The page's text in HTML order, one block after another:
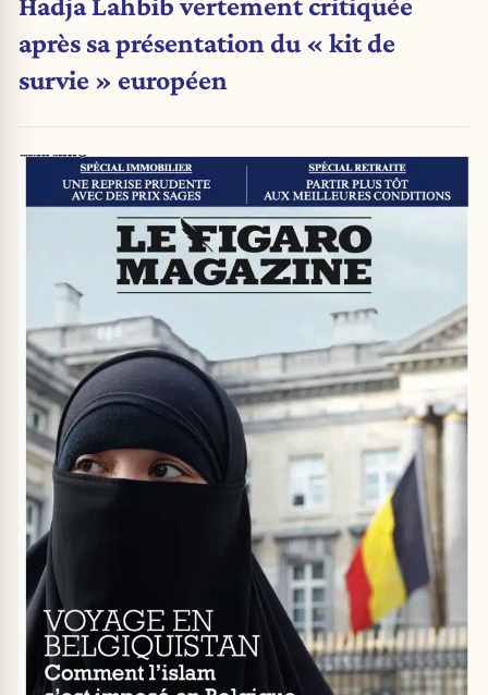
après sa présentation du « kit de
survie » européen